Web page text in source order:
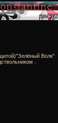
Волк"
.